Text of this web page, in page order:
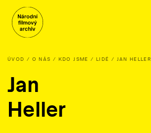
ÚVOD O NÁS KDO JSME LIDÉ JAN HELLER
Jan
Heller